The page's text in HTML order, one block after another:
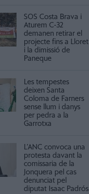
SOS Costa Brava i
Aturem C-32
demanen retirar el
projecte fins a Lloret
i la dimissió de
Paneque
Les tempestes
deixen Santa
Coloma de Farners
sense llum i danys
per pedra a la
Garrotxa
L’ANC convoca una
protesta davant la
comissaria de la
Jonquera pel cas
denunciat pel
diputat Isaac Padrós